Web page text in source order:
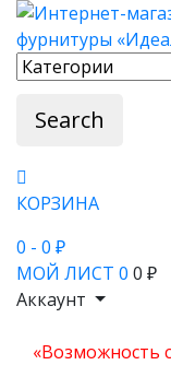
Search
КОРЗИНА
0 - 0 ₽
МОЙ ЛИСТ 0 0 ₽
Аккаунт
«Возможность